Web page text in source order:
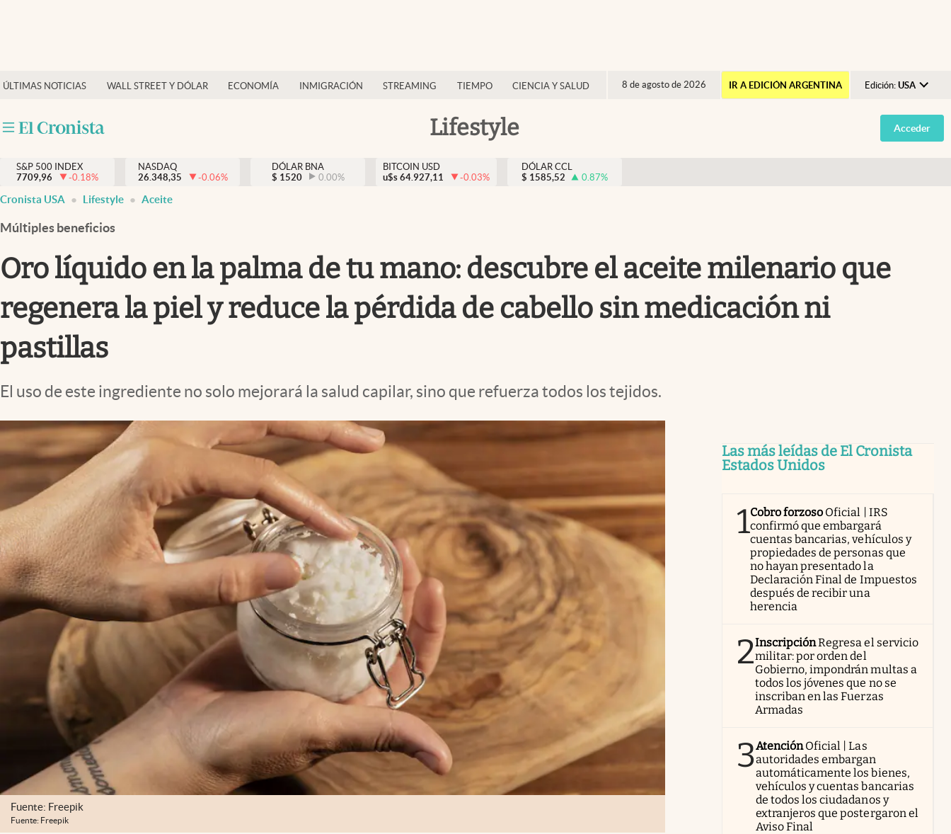
ÚLTIMAS NOTICIAS WALL STREET Y DÓLAR ECONOMÍA INMIGRACIÓN STREAMING TIEMPO CIENCIA Y SALUD 8 de agosto de 2026 IR A EDICIÓN ARGENTINA Edición: USA
Argentina
España
Lifestyle
Finanzas y economía
Inmigración
Trending
Streaming
Lifestyle
Acceder
S&P 500 INDEX
7709,96
-0.18%
NASDAQ
26.348,35
-0.06%
DÓLAR BNA
$ 1520 0.00%
BITCOIN USD
u$s 64.927,11 -0.03%
DÓLAR CCL
$ 1585,52 0.87%
Cronista USA Lifestyle Aceite
Múltiples beneficios
Oro líquido en la palma de tu mano: descubre el aceite milenario que
regenera la piel y reduce la pérdida de cabello sin medicación ni
pastillas
El uso de este ingrediente no solo mejorará la salud capilar, sino que refuerza todos los tejidos.
Fuente: Freepik
Fuente: Freepik
Las más leídas de El Cronista
Estados Unidos
1Cobro forzoso Oficial | IRS
confirmó que embargará
cuentas bancarias, vehículos y
propiedades de personas que
no hayan presentado la
Declaración Final de Impuestos
después de recibir una
herencia
2InscripciónRegresa el servicio
militar: por orden del
Gobierno, impondrán multas a
todos los jóvenes que no se
inscriban en las Fuerzas
Armadas
3AtenciónOficial | Las
autoridades embargan
automáticamente los bienes,
vehículos y cuentas bancarias
de todos los ciudadanos y
extranjeros que postergaron el
Aviso Final